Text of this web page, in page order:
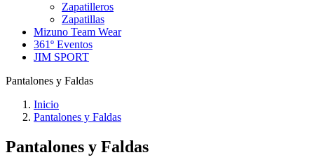
Zapatilleros
Zapatillas
Mizuno Team Wear
361º Eventos
JIM SPORT
Pantalones y Faldas
Inicio
Pantalones y Faldas
Pantalones y Faldas